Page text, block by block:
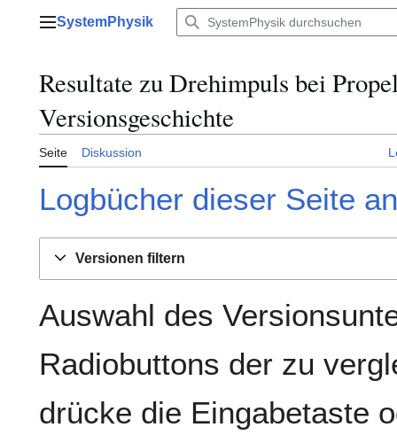
Hauptmenü
SystemPhysik
Resultate zu Drehimpuls bei
Versionsgeschichte
Seite Diskussion
Logbücher dieser Seite
Versionen filtern
Auswahl des
Radiobuttons der zu
drücke die Eingabetaste